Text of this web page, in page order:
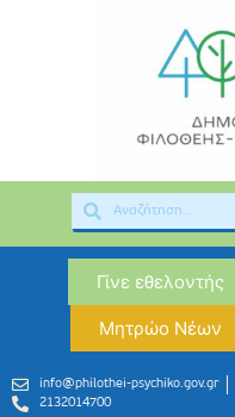
Γίνε εθελοντής
Μητρώο Νέων
info@philothei-psychiko.gov.gr
2132014700